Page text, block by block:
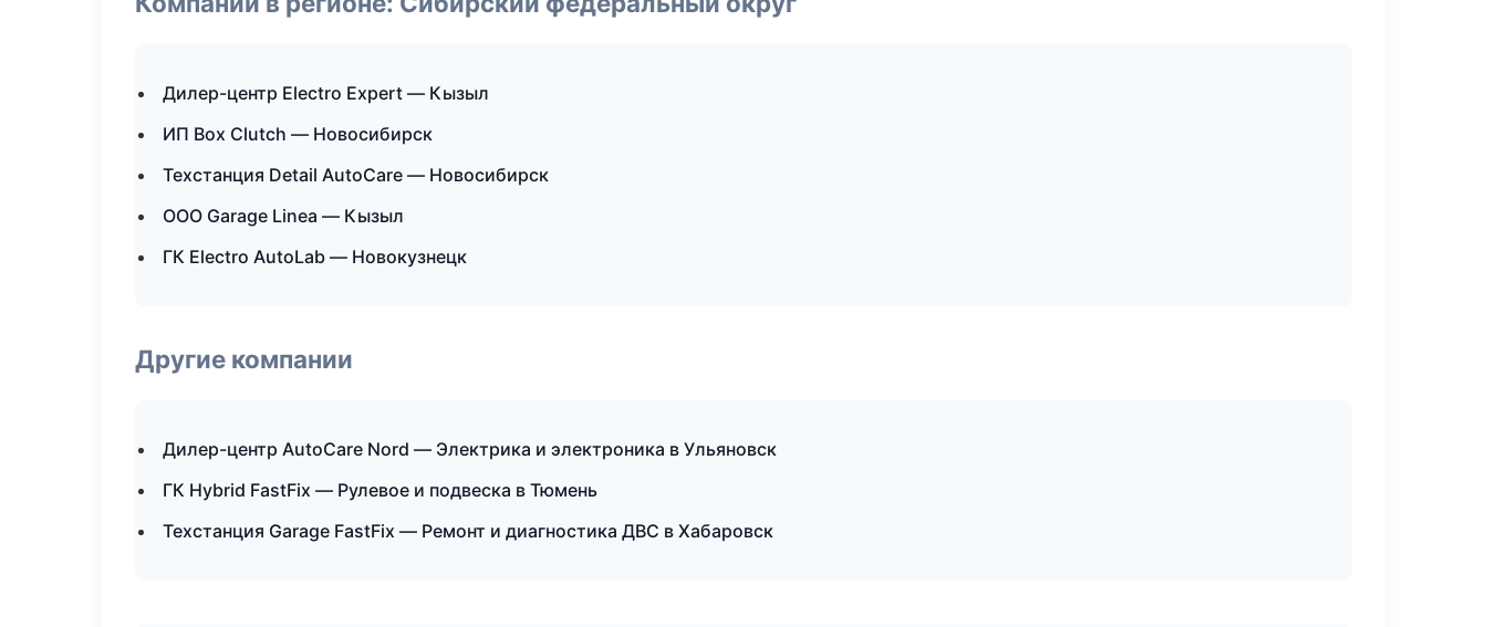
Дилер-центр Electro Expert — Кызыл
ИП Box Clutch — Новосибирск
Техстанция Detail AutoCare — Новосибирск
ООО Garage Linea — Кызыл
ГК Electro AutoLab — Новокузнецк
Другие компании
Дилер-центр AutoCare Nord — Электрика и электроника в Ульяновск
ГК Hybrid FastFix — Рулевое и подвеска в Тюмень
Техстанция Garage FastFix — Ремонт и диагностика ДВС в Хабаровск